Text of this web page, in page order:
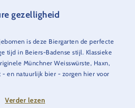
gezelligheid
is deze Biergarten de perfecte
tijd in Beiers-Badense stijl. Klassieke
Münchner Weisswürste, Haxn,
- en natuurlijk bier - zorgen hier voor
is er ook livemuziek.
Verder lezen